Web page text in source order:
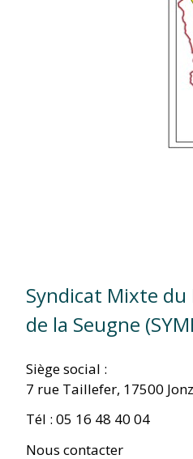
Syndicat Mixte du
de la Seugne
Siège social :
7 rue Taillefer, 17500
Tél : 05 16 48 40 04
Nous contacter